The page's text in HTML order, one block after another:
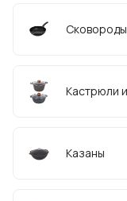
Сковороды
Кастрюли
Казаны